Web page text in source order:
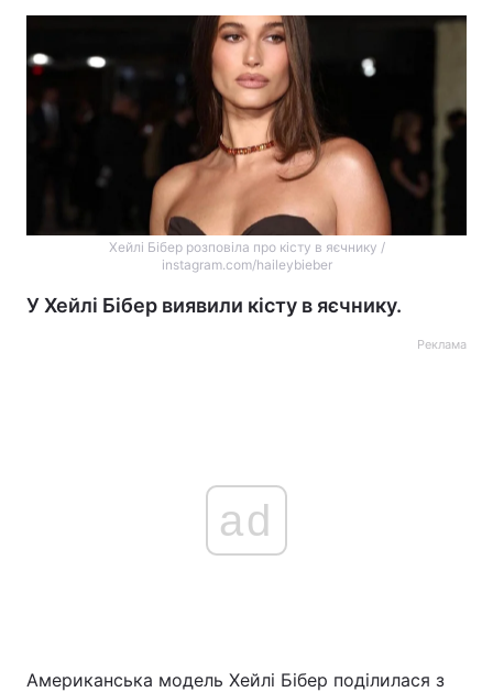
Хейлі Бібер розповіла про кісту в яєчнику /
instagram.com/haileybieber
У Хейлі Бібер виявили кісту в яєчнику.
Реклама
ad
Американська модель Хейлі Бібер поділилася з